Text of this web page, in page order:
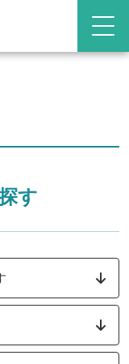
す